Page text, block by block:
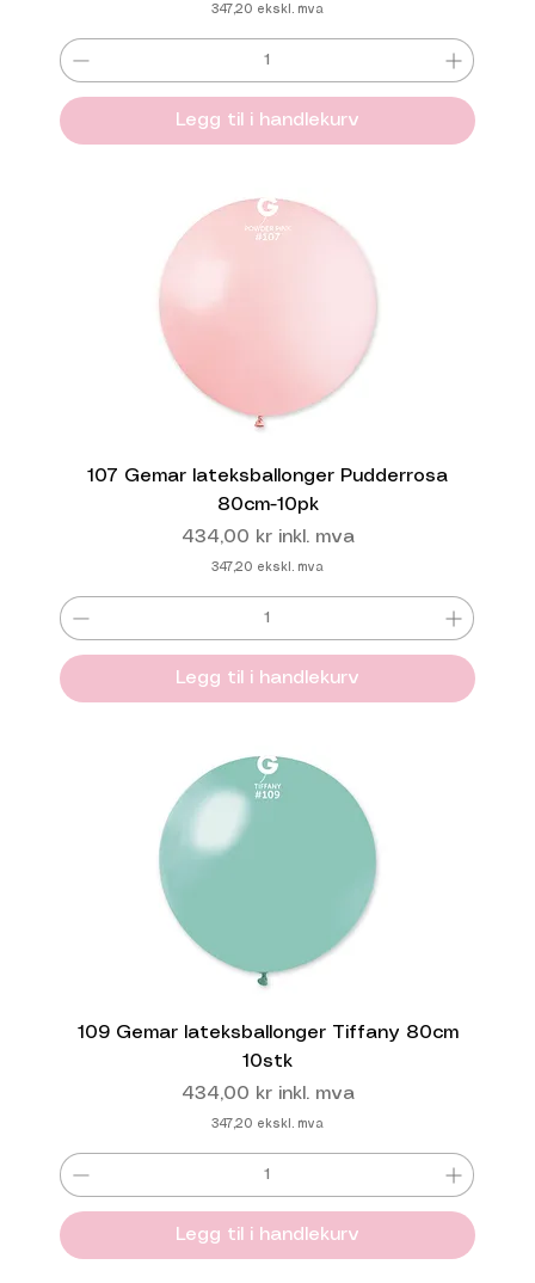
347,20 ekskl. mva
Legg til i handlekurv
107 Gemar lateksballonger Pudderrosa
80cm-10pk
Pris
434,00 kr inkl. mva
347,20 ekskl. mva
Legg til i handlekurv
109 Gemar lateksballonger Tiffany 80cm
10stk
Pris
434,00 kr inkl. mva
347,20 ekskl. mva
Legg til i handlekurv